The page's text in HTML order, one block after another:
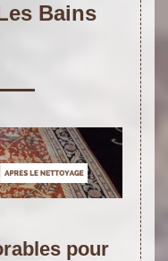
Bains
pour